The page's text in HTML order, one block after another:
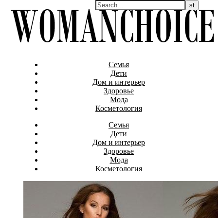
Семья
Дети
Дом и интерьер
Здоровье
Мода
Косметология
Семья
Дети
Дом и интерьер
Здоровье
Мода
Косметология